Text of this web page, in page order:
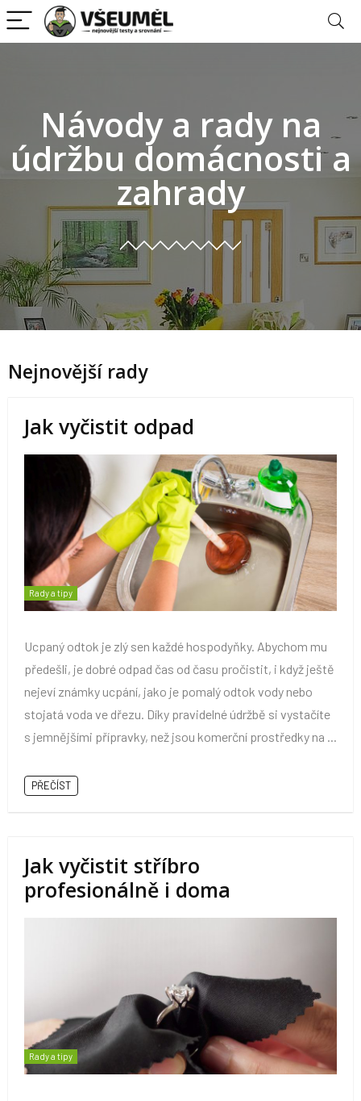
Návody a rady na
údržbu domácnosti a
zahrady
Nejnovější rady
Jak vyčistit odpad
Rady a tipy
Ucpaný odtok je zlý sen každé hospodyňky. Abychom mu
předešli, je dobré odpad čas od času pročistit, i když ještě
nejeví známky ucpání, jako je pomalý odtok vody nebo
stojatá voda ve dřezu. Díky pravidelné údržbě si vystačíte
s jemnějšími přípravky, než jsou komerční prostředky na ...
PŘEČÍST
Jak vyčistit stříbro
profesionálně i doma
Rady a tipy